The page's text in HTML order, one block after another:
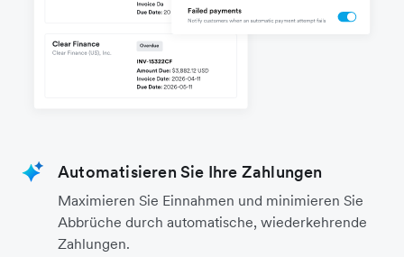
Automatisieren Sie Ihre Zahlungen
Maximieren Sie Einnahmen und minimieren Sie
Abbrüche durch automatische, wiederkehrende
Zahlungen.